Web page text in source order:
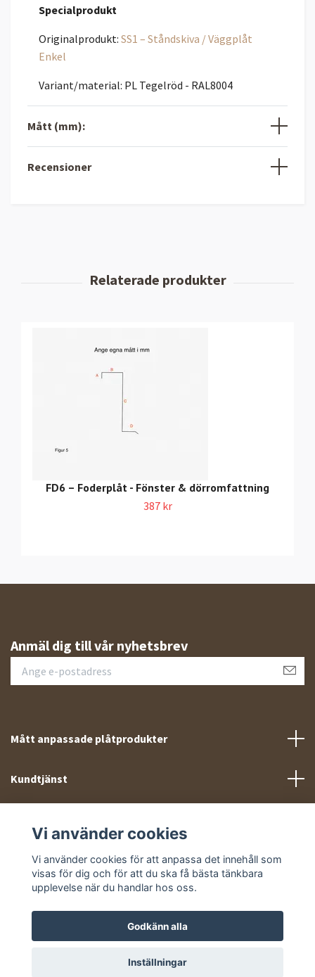
Specialprodukt
Originalprodukt: SS1 – Ståndskiva / Väggplåt
Enkel
Variant/material: PL Tegelröd - RAL8004
Mått (mm):
Recensioner
FD6 – Foderplåt - Fönster & dörromfattning
387 kr
Anmäl dig till vår nyhetsbrev
Mått anpassade plåtprodukter
Kundtjänst
Sociala medier
© 2026 Takprofiler.se
Vi använder cookies
Vi använder cookies för att anpassa det innehåll som
visas för dig och för att du ska få bästa tänkbara
upplevelse när du handlar hos oss.
Godkänn alla
Inställningar